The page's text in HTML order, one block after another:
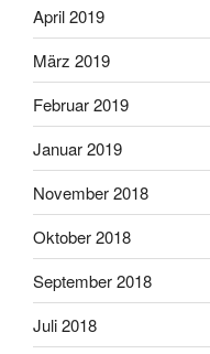
April 2019
März 2019
Februar 2019
Januar 2019
November 2018
Oktober 2018
September 2018
Juli 2018